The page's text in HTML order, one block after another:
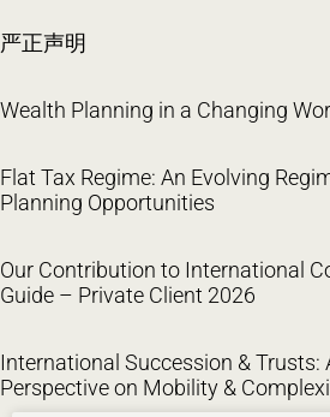
严正声明
Wealth Planning in a Changing
Flat Tax Regime: An Evolving
Planning Opportunities
Our Contribution to International
Guide – Private Client 2026
International Succession & Trusts:
Perspective on Mobility &